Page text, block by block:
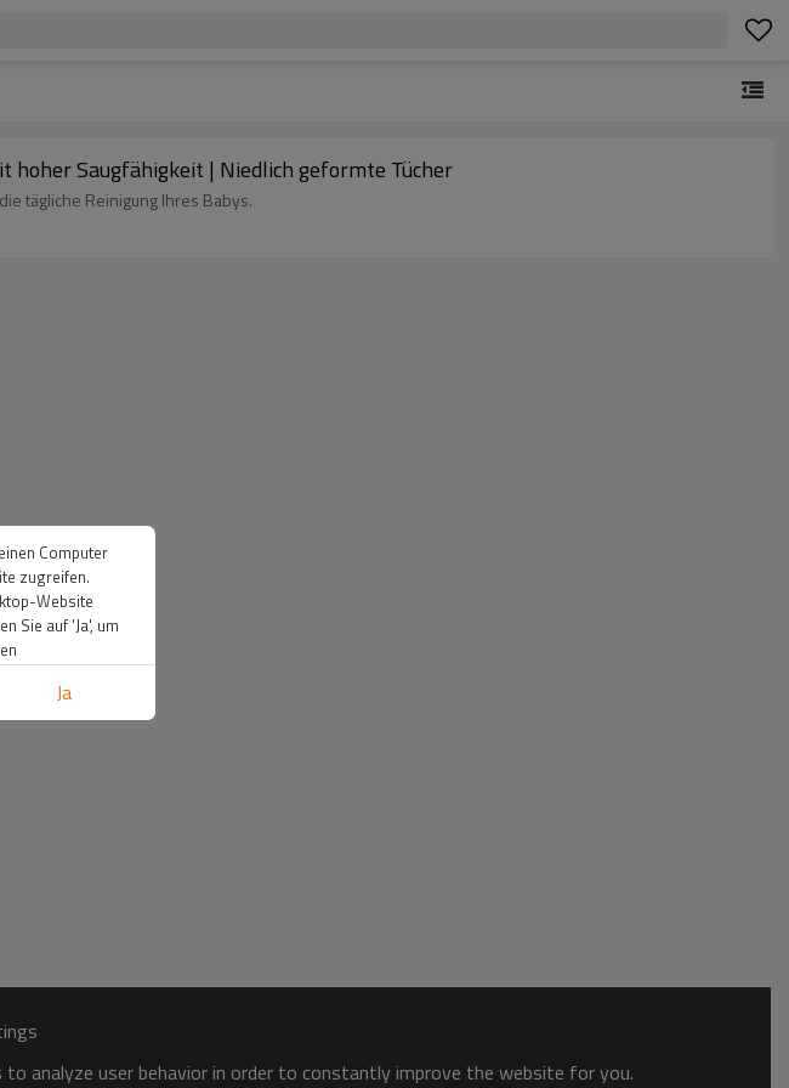
Saugfähigkeit | Niedlich geformte Tücher
tägliche Reinigung Ihres Babys.
analyze user behavior in order to constantly improve the website for you.
Computer
zugreifen.
Website
Sie auf 'Ja', um
Ja